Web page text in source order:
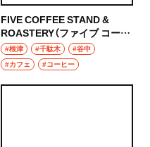
FIVE COFFEE STAND &
ROASTERY（ファイブ コーヒ
ー スタンド ロースタリー）
#根津 #千駄木
#谷中
#カフェ
#コーヒー